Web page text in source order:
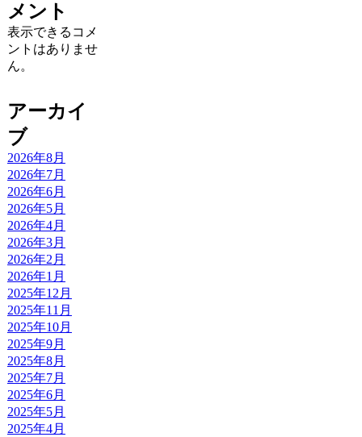
メント
表示できるコメ
ントはありませ
ん。
アーカイ
ブ
2026年8月
2026年7月
2026年6月
2026年5月
2026年4月
2026年3月
2026年2月
2026年1月
2025年12月
2025年11月
2025年10月
2025年9月
2025年8月
2025年7月
2025年6月
2025年5月
2025年4月